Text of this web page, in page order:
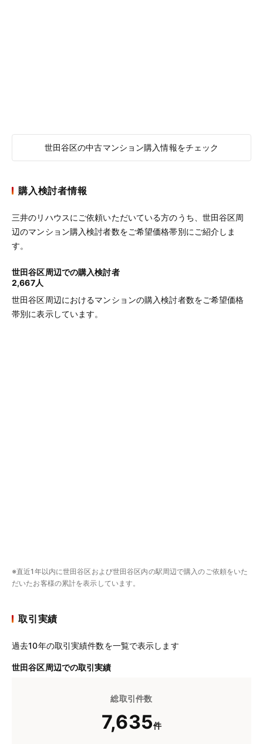
世田谷区の中古マンション購入情報をチェック
購入検討者情報
三井のリハウスにご依頼いただいている方のうち、世田谷区周
辺のマンション購入検討者数をご希望価格帯別にご紹介しま
す。
世田谷区周辺での購入検討者
2,667人
世田谷区周辺におけるマンションの購入検討者数をご希望価格
帯別に表示しています。
※直近1年以内に世田谷区および世田谷区内の駅周辺で購入のご依頼をいた
だいたお客様の累計を表示しています。
取引実績
過去10年の取引実績件数を一覧で表示します
世田谷区周辺での取引実績
総取引件数
7,635件